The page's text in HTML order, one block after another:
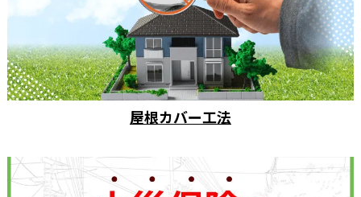
屋根カバー工法